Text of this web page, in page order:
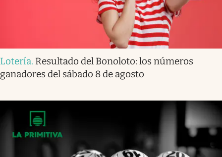
Lotería. Resultado del Bonoloto: los números
ganadores del sábado 8 de agosto